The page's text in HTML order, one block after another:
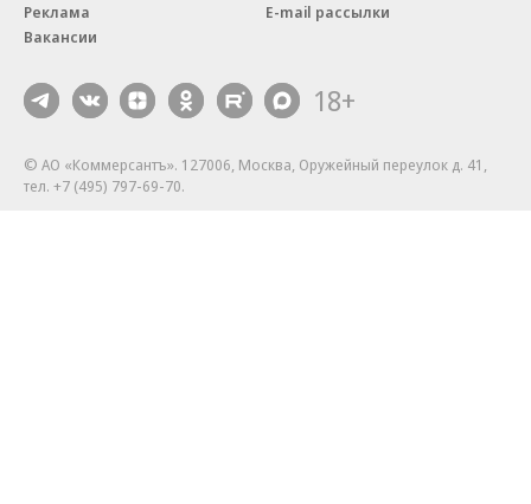
Реклама
Вакансии
E-mail рассылки
18+
© АО «Коммерсантъ». 127006, Москва, Оружейный переулок д. 41,
тел. +7 (495) 797-69-70.